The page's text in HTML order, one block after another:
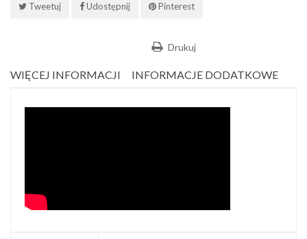
Tweetuj Udostępnij Pinterest
Drukuj
WIĘCEJ INFORMACJI INFORMACJE DODATKOWE